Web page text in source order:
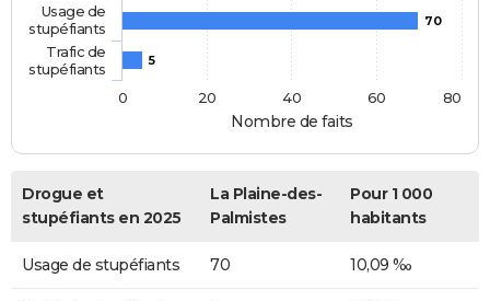
Nombre de faits
70
5
Usage de
stupéfiants
Trafic de
stupéfiants
0
20 40 60 80
Drogue et
stupéfiants en 2025
La Plaine-des-
Palmistes
Pour 1 000
habitants
Usage de stupéfiants 70 10,09 ‰